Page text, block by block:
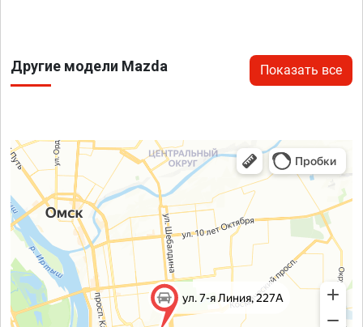
Другие модели Mazda Показать все